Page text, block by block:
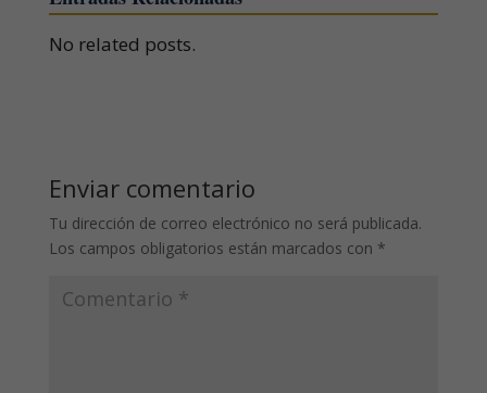
No related posts.
Enviar comentario
Tu dirección de correo electrónico no será publicada.
Los campos obligatorios están marcados con *